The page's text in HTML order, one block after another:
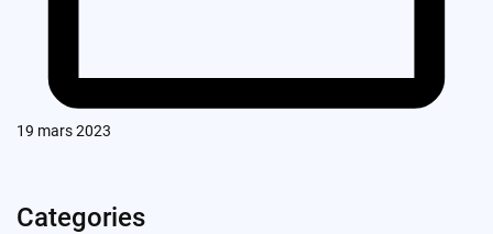
19 mars 2023
Categories